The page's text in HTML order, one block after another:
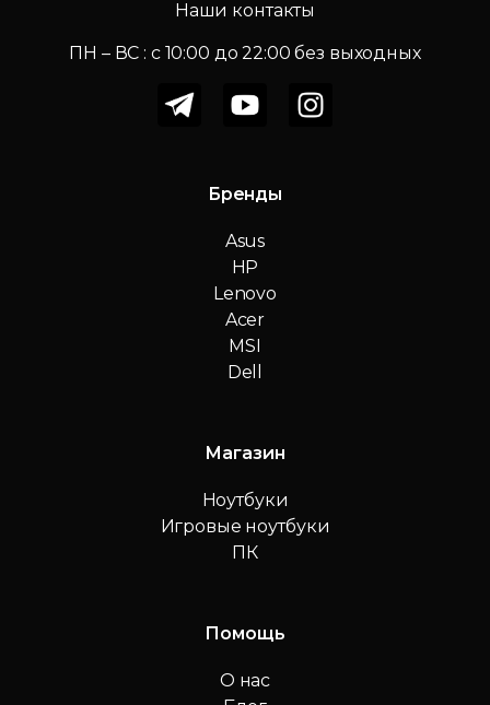
Наши контакты
ПН – ВС : c 10:00 до 22:00 без выходных
Бренды
Asus
HP
Lenovo
Acer
MSI
Dell
Магазин
Ноутбуки
Игровые ноутбуки
ПК
Помощь
О нас